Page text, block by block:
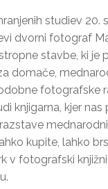
studiev 20.
dvorni fotograf
stavbe, ki je
domače,
fotografske
knjigarna, kjer nas
kupite, lahko
v fotografski